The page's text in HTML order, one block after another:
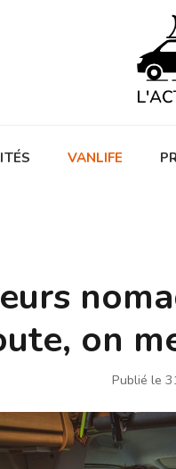
VANLIFE
on
Publié le